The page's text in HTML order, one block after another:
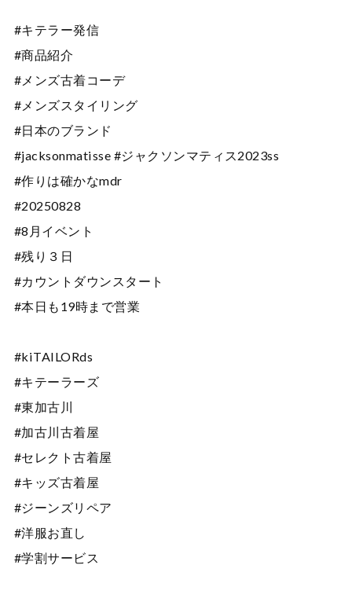
#キテラー発信
#商品紹介
#メンズ古着コーデ
#メンズスタイリング
#日本のブランド
#jacksonmatisse #ジャクソンマティス2023ss
#作りは確かなmdr
#20250828
#8月イベント
#残り３日
#カウントダウンスタート
#本日も19時まで営業
#kiTAILORds
#キテーラーズ
#東加古川
#加古川古着屋
#セレクト古着屋
#キッズ古着屋
#ジーンズリペア
#洋服お直し
#学割サービス